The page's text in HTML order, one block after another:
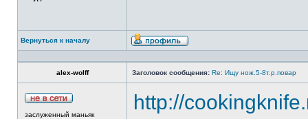
Вернуться к началу
alex-wolff Заголовок сообщения: Re: Ищу нож.5-8т.р.повар
заслуженный маньяк
http://